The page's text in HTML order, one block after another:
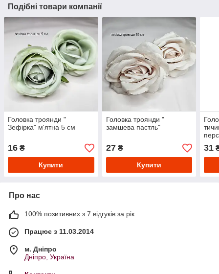
Подібні товари компанії
Головка троянди "
Зефірка" м'ятна 5 см
16 ₴
Купити
Головка троянди "
замшева пастль"
27₴
Купити
31
Про нас
100% позитивних з 7 відгуків за рік
Працює з 11.03.2014
м. Дніпро
Дніпро, Україна